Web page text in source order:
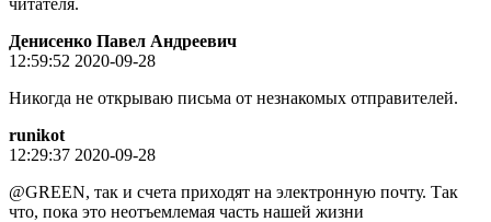
читателя.
Денисенко Павел Андреевич
12:59:52 2020-09-28
Никогда не открываю письма от незнакомых отправителей.
runikot
12:29:37 2020-09-28
@GREEN, так и счета приходят на электронную почту. Так
что, пока это неотъемлемая часть нашей жизни